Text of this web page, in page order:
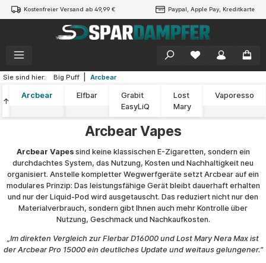
springen
Kostenfreier Versand ab 49,99 € Paypal, Apple Pay, Kreditkarte
Sie sind hier: Big Puff Arcbear
↑
Arcbear Elfbar
Grabit
EasyLiQ
Lost
Mary
Vaporesso
Arcbear Vapes
Arcbear Vapessind keine klassischen E-Zigaretten, sondern ein
durchdachtes System, das Nutzung, Kosten und Nachhaltigkeit neu
organisiert. Anstelle kompletter Wegwerfgeräte setzt Arcbear auf ein
modulares Prinzip: Das leistungsfähige Gerät bleibt dauerhaft erhalten
und nur der Liquid-Pod wird ausgetauscht. Das reduziert nicht nur den
Materialverbrauch, sondern gibt Ihnen auch mehr Kontrolle über
Nutzung, Geschmack und Nachkaufkosten.
„Im direkten Vergleich zur Flerbar D16000 und Lost Mary Nera Max ist
der Arcbear Pro 15000 ein deutliches Update und weitaus gelungener."